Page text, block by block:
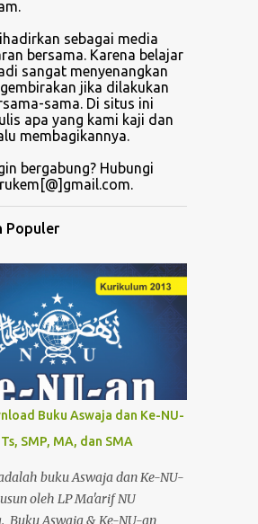
sebagai media
bersama. Karena belajar
sangat menyenangkan
jika dilakukan
sama. Di situs ini
apa yang kami kaji dan
membagikannya.
bergabung? Hubungi
Populer
Buku Aswaja dan Ke-NU-
SMP, MA, dan SMA
buku Aswaja dan Ke-NU-
oleh LP Ma'arif NU
Buku Aswaja & Ke-NU-an